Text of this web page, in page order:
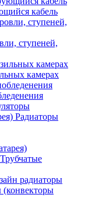
кабель
ступеней,
камерах
Радиаторы
Трубчатые
радиаторы